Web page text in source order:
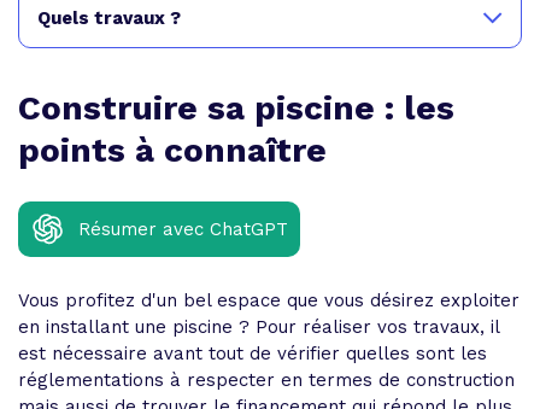
Construire sa piscine : les
points à connaître
Résumer avec ChatGPT
Vous profitez d'un bel espace que vous désirez exploiter
en installant une piscine ? Pour réaliser vos travaux, il
est nécessaire avant tout de vérifier quelles sont les
réglementations à respecter en termes de construction
Quels travaux ?